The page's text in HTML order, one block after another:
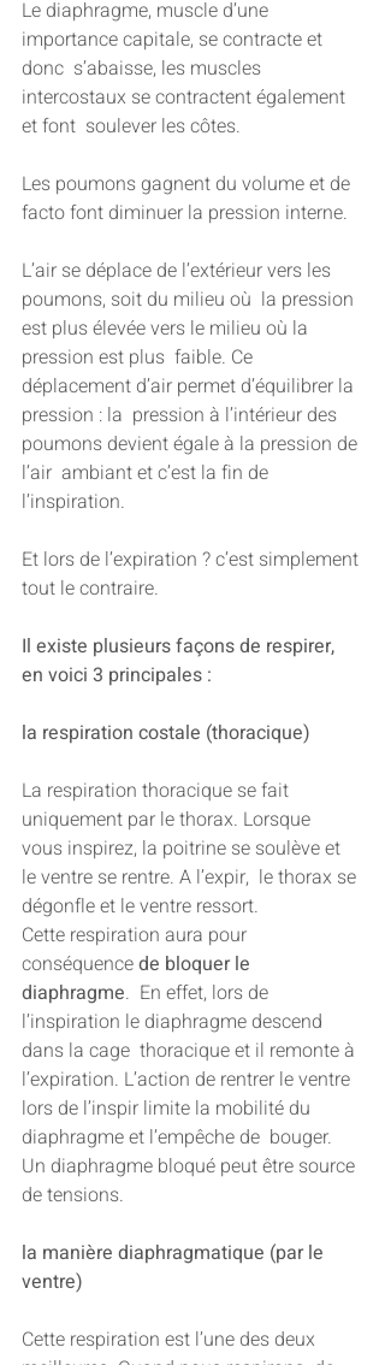
Le diaphragme, muscle d’une
importance capitale, se contracte et
donc  s’abaisse, les muscles
intercostaux se contractent également
et font  soulever les côtes.
Les poumons gagnent du volume et de
facto font diminuer la pression interne.
L’air se déplace de l’extérieur vers les
poumons, soit du milieu où  la pression
est plus élevée vers le milieu où la
pression est plus  faible. Ce
déplacement d’air permet d’équilibrer la
pression : la  pression à l’intérieur des
poumons devient égale à la pression de
l’air  ambiant et c’est la fin de
l’inspiration.
Et lors de l’expiration ? c’est simplement
tout le contraire.
Il existe plusieurs façons de respirer,
en voici 3 principales :
la respiration costale (thoracique)
La respiration thoracique se fait
uniquement par le thorax. Lorsque
vous inspirez, la poitrine se soulève et
le ventre se rentre. A l’expir,  le thorax se
dégonfle et le ventre ressort.
Cette respiration aura pour
conséquence de bloquer le
diaphragme.  En effet, lors de
l’inspiration le diaphragme descend
dans la cage  thoracique et il remonte à
l’expiration. L’action de rentrer le ventre
lors de l’inspir limite la mobilité du
diaphragme et l’empêche de  bouger.
Un diaphragme bloqué peut être source
de tensions.
la manière diaphragmatique (par le
ventre)
Cette respiration est l’une des deux